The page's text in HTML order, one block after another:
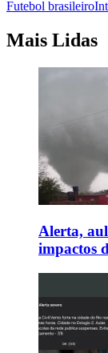
Futebol brasileiro
Mais Lidas
Alerta,
impactos